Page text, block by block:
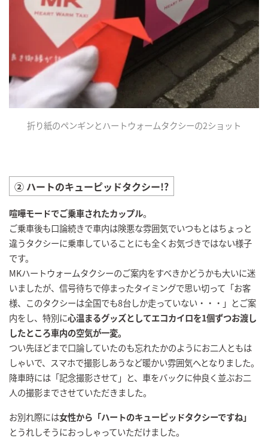
折り紙のペンギンとハートウォームタクシーの2ショット
② ハートのキューピッドタクシー!?
喧嘩モードでご乗車されたカップル。
ご乗車後も口論続きで車内は険悪な雰囲気でいつもとはちょっと
違うタクシーに乗車していることにも全くお気づきではない様子
です。
MKハートウォームタクシーのご案内をすべきかどうかも大いに迷
いましたが、信号待ちで停まったタイミングで思い切って「お客
様、このタクシーは全国でも8台しか走っていない・・・」とご案
内をし、特別に心温まるグッズとしてエコカイロを1個ずつお渡し
したところ車内の空気が一変。
つい先ほどまで口論していたのも忘れたかのようにお二人ともは
しゃいで、スマホで撮影しあうなど暖かい雰囲気へとなりました。
降車時には「記念撮影させて」と、車をバックに仲良く並ぶお二
人の撮影までさせていただきました。
お別れ際には女性から「ハートのキューピッドタクシーですね」
とうれしそうにおっしゃっていただけました。